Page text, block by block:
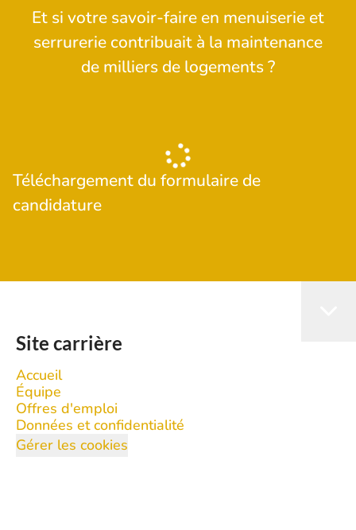
Et si votre savoir-faire en menuiserie et
serrurerie contribuait à la maintenance
de milliers de logements ?
Téléchargement du formulaire de
candidature
Site carrière
Accueil
Équipe
Offres d'emploi
Données et confidentialité
Gérer les cookies